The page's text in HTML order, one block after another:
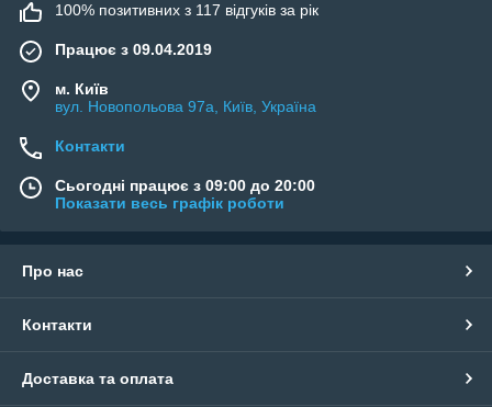
100% позитивних з 117 відгуків за рік
Працює з 09.04.2019
м. Київ
вул. Новопольова 97а, Київ, Україна
Контакти
Сьогодні працює з 09:00 до 20:00
Показати весь графік роботи
Про нас
Контакти
Доставка та оплата